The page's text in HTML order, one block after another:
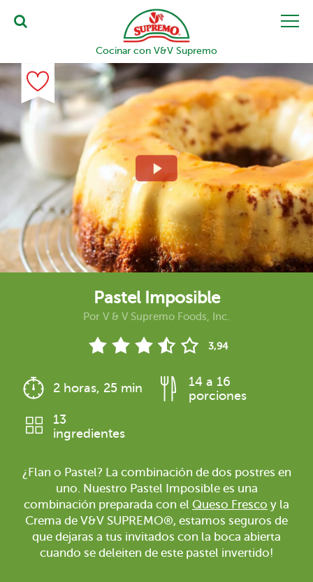
Cocinar con V&V Supremo
Pastel Imposible
Por V & V Supremo Foods, Inc.
3,94
2 horas, 25 min
14 a 16
porciones
13
ingredientes
¿Flan o Pastel? La combinación de dos postres en
uno. Nuestro Pastel Imposible es una
combinación preparada con el Queso Fresco y la
Crema de V&V SUPREMO®, estamos seguros de
que dejaras a tus invitados con la boca abierta
cuando se deleiten de este pastel invertido!